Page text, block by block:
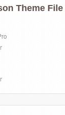
Theme File